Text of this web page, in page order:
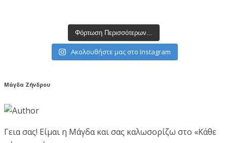
Φόρτωση Περισσότερων...
Ακολουθήστε μας στο Instagram
Μάγδα Ζήνδρου
Γεια σας! Είμαι η Μάγδα και σας καλωσορίζω στο «Κάθε